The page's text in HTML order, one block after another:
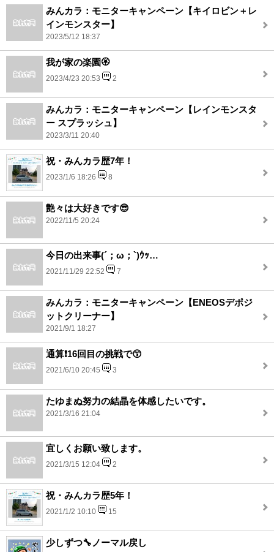
みんカラ：モニターキャンペーン【キイロビン＋レ
インモンスター】
2023/5/12 18:37
我が家の楽園🏵️
2023/4/23 20:53 2
みんカラ：モニターキャンペーン【レインモンスタ
ー スプラッシュ】
2023/3/11 20:40
祝・みんカラ歴7年！
2023/1/6 18:26 8
艶々は大好きです😎
2022/11/5 20:24
今日の出来事(´；ω；`)ｳｯ…
2021/11/29 22:52 7
みんカラ：モニターキャンペーン【ENEOSデポジ
ットクリーナー】
2021/9/1 18:27
通算❗16回目の挑戦で😙
2021/6/10 20:45 3
たゆまぬ努力の結晶を体感したいです。
2021/3/16 21:04
宜しくお願い致します。
2021/3/15 12:04 2
祝・みんカラ歴5年！
2021/1/2 10:10 15
少しずつ🔧ノーマル戻し